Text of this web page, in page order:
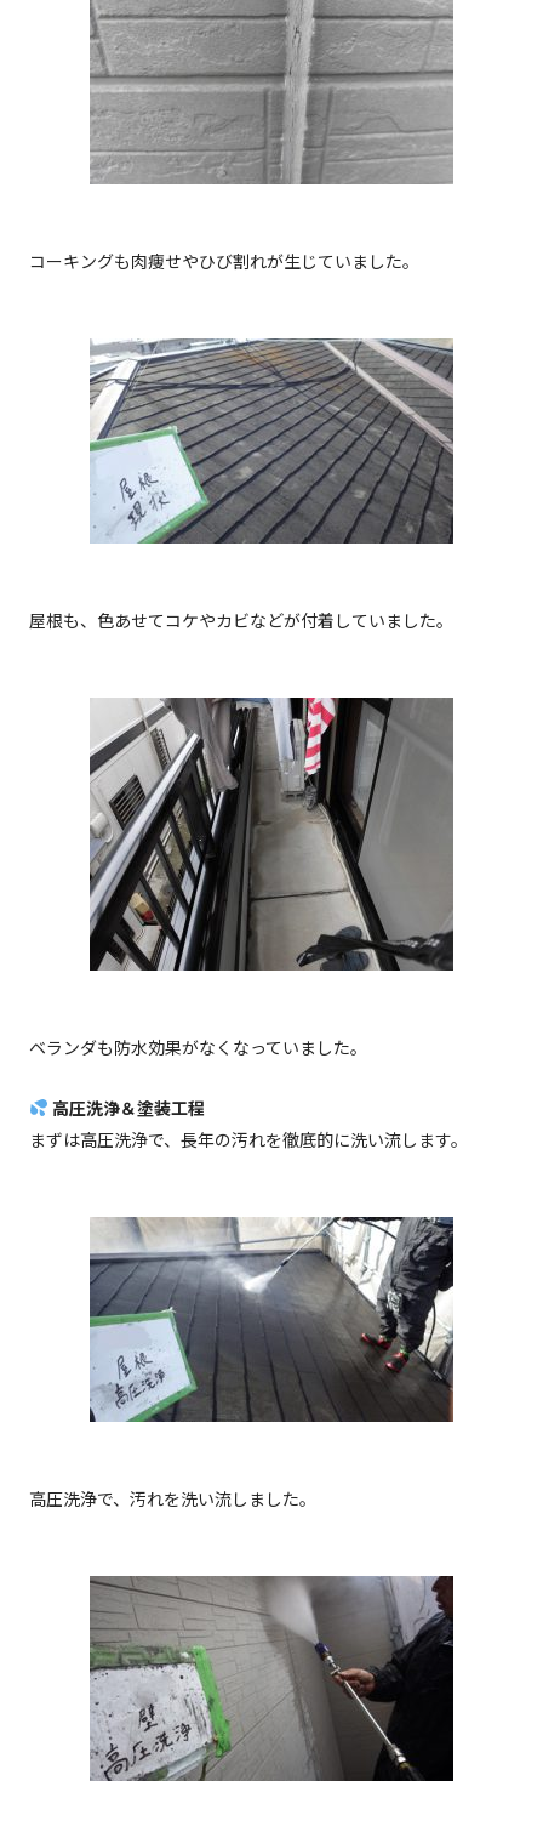
コーキングも肉痩せやひび割れが生じていました。
屋根も、色あせてコケやカビなどが付着していました。
ベランダも防水効果がなくなっていました。
高圧洗浄＆塗装工程
まずは高圧洗浄で、長年の汚れを徹底的に洗い流します。
高圧洗浄で、汚れを洗い流しました。